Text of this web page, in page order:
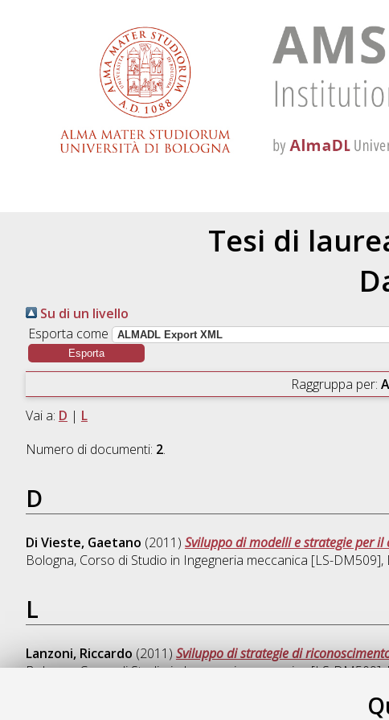
Tesi di
Su di un livello
Esporta come
Raggruppa per:
Vai a: D | L
Numero di documenti: 2.
D
Di Vieste, Gaetano (2011) Sviluppo di modelli e strategie per
Bologna, Corso di Studio in Ingegneria meccanica [LS-DM509],
L
Lanzoni, Riccardo (2011) Sviluppo di strategie di
Bologna, Corso di Studio inIngegneria meccanica [LS-DM509],